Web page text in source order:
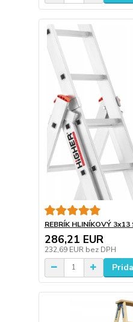
REBRÍK HLINÍKOVÝ
286,21 EUR
232,69 EUR bez DPH